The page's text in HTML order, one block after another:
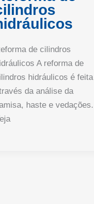
de cilindros
A reforma de
hidráulicos é feita
da análise da
haste e vedações.